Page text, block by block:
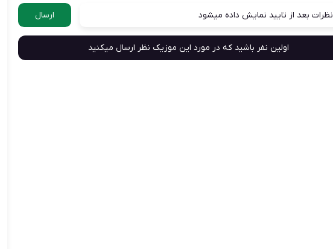
نظرات بعد از تایید نمایش داده میشود ارسال
اولین نفر باشید که در مورد این موزیک نظر ارسال میکنید